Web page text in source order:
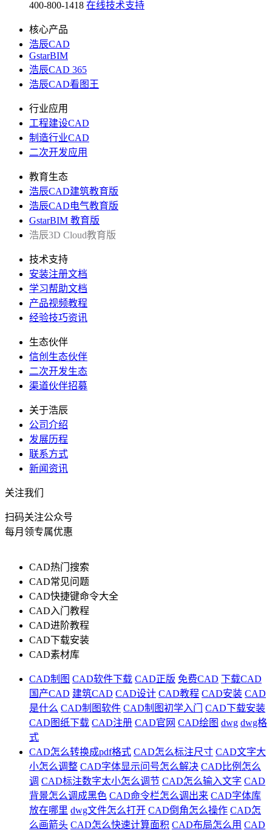
400-800-1418 在线技术支持
核心产品
浩辰CAD
GstarBIM
浩辰CAD 365
浩辰CAD看图王
行业应用
工程建设CAD
制造行业CAD
二次开发应用
教育生态
浩辰CAD建筑教育版
浩辰CAD电气教育版
GstarBIM 教育版
浩辰3D Cloud教育版
技术支持
安装注册文档
学习帮助文档
产品视频教程
经验技巧资讯
生态伙伴
信创生态伙伴
二次开发生态
渠道伙伴招募
关于浩辰
公司介绍
发展历程
联系方式
新闻资讯
关注我们
扫码关注公众号
每月领专属优惠
CAD热门搜索
CAD常见问题
CAD快捷键命令大全
CAD入门教程
CAD进阶教程
CAD下载安装
CAD素材库
CAD制图 CAD软件下载 CAD正版 免费CAD 下载CAD
国产CAD 建筑CAD CAD设计 CAD教程 CAD安装 CAD
是什么 CAD制图软件 CAD制图初学入门
CAD下载安装
CAD图纸下载 CAD注册 CAD官网 CAD绘图 dwg dwg格
式
CAD怎么转换成pdf格式 CAD怎么标注尺寸 CAD文字大
小怎么调整 CAD字体显示问号怎么解决 CAD比例怎么
调 CAD标注数字太小怎么调节 CAD怎么输入文字 CAD
背景怎么调成黑色 CAD命令栏怎么调出来 CAD字体库
放在哪里 dwg文件怎么打开 CAD倒角怎么操作 CAD怎
么画箭头 CAD怎么快速计算面积 CAD布局怎么用 CAD